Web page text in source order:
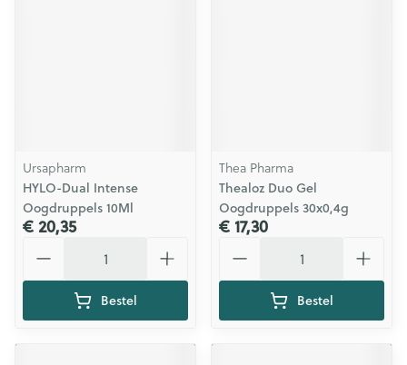
Ursapharm
HYLO-Dual Intense
Oogdruppels 10Ml
€ 20,35
Bestel
Thea Pharma
Thealoz Duo Gel
Oogdruppels 30x0,4g
€ 17,30
Bestel